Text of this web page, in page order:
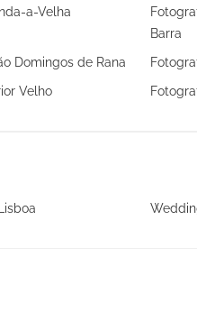
a-Velha
Barra
Domingos de Rana
Velho